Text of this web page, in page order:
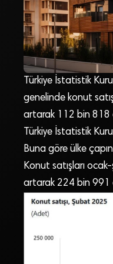
Türkiye İstatistik
genelinde konut
artarak 112 bin 818
Türkiye İstatistik
Buna göre ülke
Konut satışları
artarak 224 bin 991